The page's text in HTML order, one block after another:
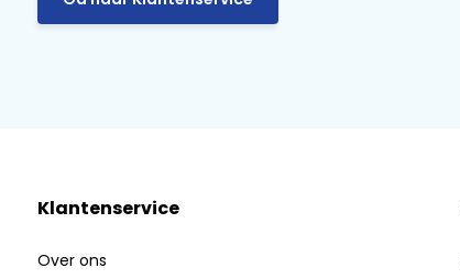
Klantenservice
Over ons